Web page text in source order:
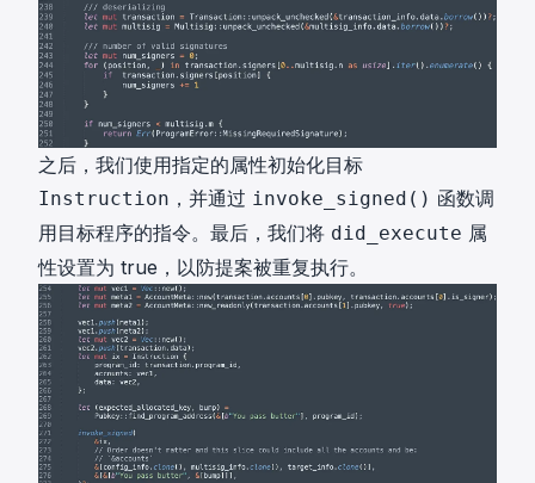
之后，我们使用指定的属性初始化目标
Instruction ，并通过 invoke_signed() 函数调
用目标程序的指令。最后，我们将 did_execute 属
性设置为 true，以防提案被重复执行。